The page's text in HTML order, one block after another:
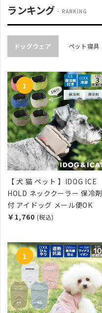
ランキング RANKING
ドッグウェア ペット寝具
【 犬 猫 ペット 】IDOG ICE
HOLD ネッククーラー 保冷剤
付 アイドッグ メール便OK
￥1,760 (税込)